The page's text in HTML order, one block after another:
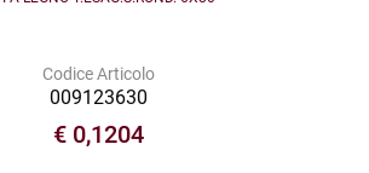
Codice Articolo
009123630
€ 0,1204